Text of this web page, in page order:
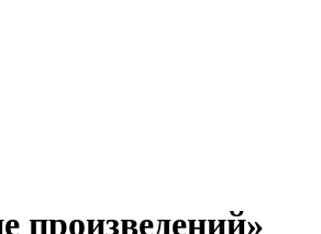
произведений»